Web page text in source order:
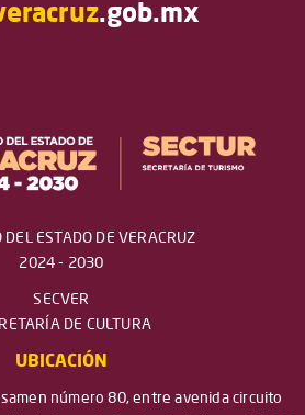
.gob.mx
DEL ESTADO DE VERACRUZ
2024 - 2030
SECVER
DE CULTURA
UBICACIÓN
número 80, entre avenida circuito